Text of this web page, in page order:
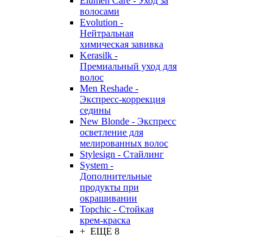
волосами
Evolution -
Нейтральная
химическая завивка
Kerasilk -
Премиальный уход для
волос
Men Reshade -
Экспресс-коррекция
седины
New Blonde - Экспресс
осветление для
мелированных волос
Stylesign - Стайлинг
System -
Дополнительные
продукты при
окрашивании
Topchic - Стойкая
крем-краска
+ ЕЩЕ 8